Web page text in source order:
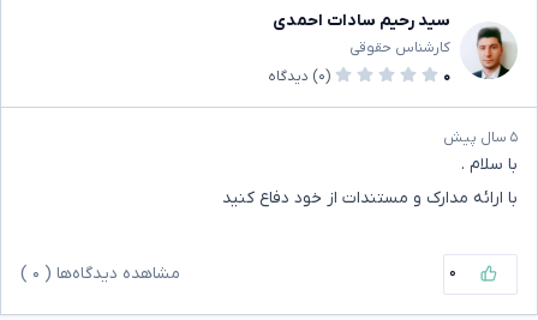
سید رحیم سادات احمدی
کارشناس حقوقی
۰
(۰) دیدگاه
۵ سال پیش
با سلام .
با ارائه مدارک و مستندات از خود دفاع کنید
۰ مشاهده دیدگاه‌ها ( ۰